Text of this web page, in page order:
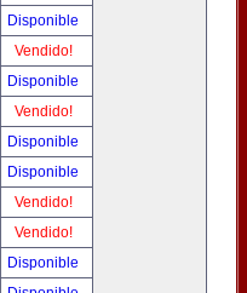
Disponible
Vendido!
Disponible
Vendido!
Disponible
Disponible
Vendido!
Vendido!
Disponible